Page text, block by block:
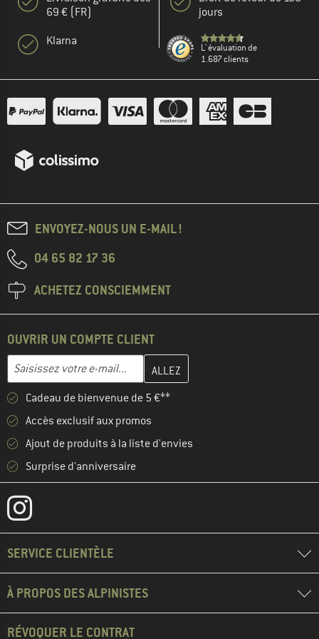
69 € (FR)
Klarna
jours
L' évaluation de
1.687 clients
ENVOYEZ-NOUS UN E-MAIL !
04 65 82 17 36
ACHETEZ CONSCIEMMENT
OUVRIR UN COMPTE CLIENT
Adresse e-mail
Entrez votre adresse e-mail ici et créez votre compte client à la
Cadeau de bienvenue de 5 €**
Accès exclusif aux promos
Ajout de produits à la liste d'envies
Surprise d'anniversaire
SERVICE CLIENTÈLE
À PROPOS DES ALPINISTES
RÉVOQUER LE CONTRAT